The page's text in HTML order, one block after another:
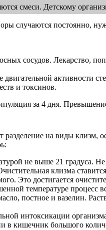
смеси. Детскому
случаются постоянно,
сосудов. Лекарство,
активности
и токсинов.
за 4 дня.
на виды
не выше 21 градуса.
клизма
Это достигается
температуре процесс
постное и вазелин.
интоксикации
кишечник большого